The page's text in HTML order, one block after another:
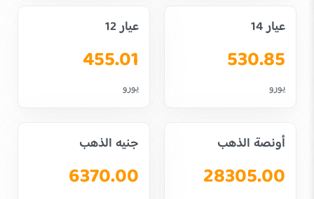
عيار 14
530.85
يورو
عيار 12
455.01
يورو
أونصة الذهب
28305.00
جنيه الذهب
6370.00